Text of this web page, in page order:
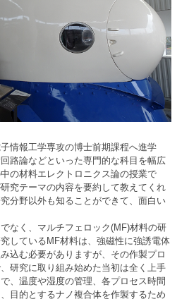
情報工学専攻の博士前期課程へ進学
路論などといった専門的な科目を幅広
の材料エレクトロニクス論の授業で
究テーマの内容を要約して教えてくれ
分野以外も知ることができて、面白い
なく、マルチフェロック(MF)材料の研
しているMF材料は、強磁性に強誘電体
込む必要がありますが、その作製プロ
研究に取り組み始めた当初は全く上手
、温度や湿度の管理、各プロセス時間
目的とするナノ複合体を作製するため